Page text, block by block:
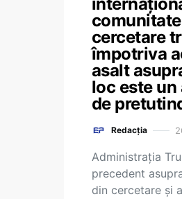
cercetare
împotriva
asalt
loc este
de
Redacția
Administrația
precedent
din cercetare și